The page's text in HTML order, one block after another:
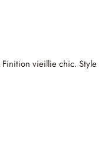
Finition vieillie chic. Style